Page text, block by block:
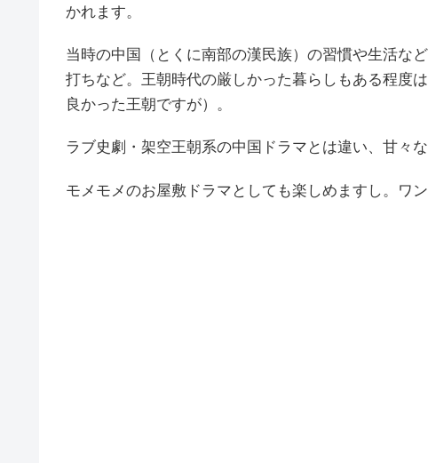
かれます。
当時の中国（とくに南部の漢民族）の習慣や生活な
打ちなど。王朝時代の厳しかった暮らしもある程度
良かった王朝ですが）。
ラブ史劇・架空王朝系の中国ドラマとは違い、甘々
モメモメのお屋敷ドラマとしても楽しめますし。ワ